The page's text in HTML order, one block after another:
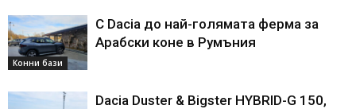
Конни бази
С Dacia до най-голямата ферма за
Арабски коне в Румъния
Dacia Duster & Bigster HYBRID-G 150,